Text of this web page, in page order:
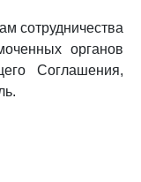
сотрудничества
органов
Соглашения,